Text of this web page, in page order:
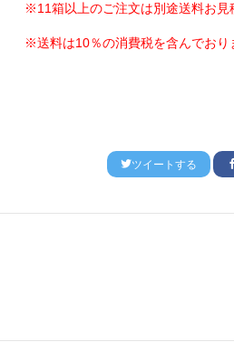
※11箱以上のご注文は別途送料お見
※送料は10％の消費税を含んでおり
ツイートする